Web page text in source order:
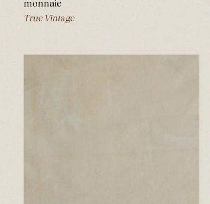
monnaie
True Vintage